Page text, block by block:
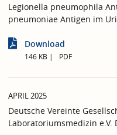
Legionella pneumophila
pneumoniae Antigen im
Download
146 KB PDF
APRIL 2025
Deutsche Vereinte
Laboratoriumsmedizin e.V.